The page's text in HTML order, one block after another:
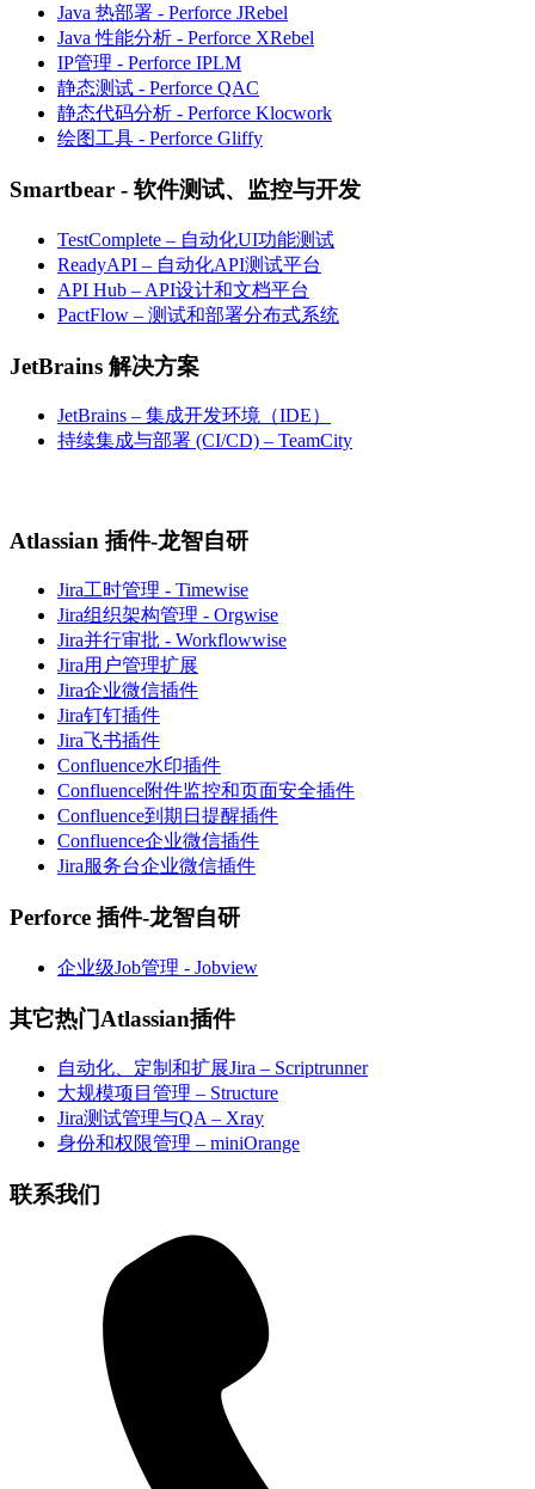
Java 热部署 - Perforce JRebel
Java 性能分析 - Perforce XRebel
IP管理 - Perforce IPLM
静态测试 - Perforce QAC
静态代码分析 - Perforce Klocwork
绘图工具 - Perforce Gliffy
Smartbear - 软件测试、监控与开发
TestComplete – 自动化UI功能测试
ReadyAPI – 自动化API测试平台
API Hub – API设计和文档平台
PactFlow – 测试和部署分布式系统
JetBrains 解决方案
JetBrains – 集成开发环境（IDE）
持续集成与部署 (CI/CD) – TeamCity
Atlassian 插件-龙智自研
Jira工时管理 - Timewise
Jira组织架构管理 - Orgwise
Jira并行审批 - Workflowwise
Jira用户管理扩展
Jira企业微信插件
Jira钉钉插件
Jira飞书插件
Confluence水印插件
Confluence附件监控和页面安全插件
Confluence到期日提醒插件
Confluence企业微信插件
Jira服务台企业微信插件
Perforce 插件-龙智自研
企业级Job管理 - Jobview
其它热门Atlassian插件
自动化、定制和扩展Jira – Scriptrunner
大规模项目管理 – Structure
Jira测试管理与QA – Xray
身份和权限管理 – miniOrange
联系我们